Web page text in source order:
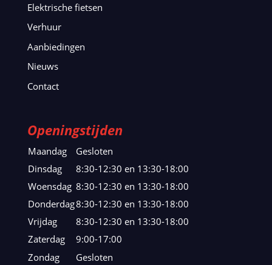
Elektrische fietsen
Verhuur
Aanbiedingen
Nieuws
Contact
Openingstijden
Maandag
Gesloten
Dinsdag
8:30-12:30 en 13:30-18:00
Woensdag 8:30-12:30 en 13:30-18:00
Donderdag8:30-12:30 en 13:30-18:00
Vrijdag
8:30-12:30 en 13:30-18:00
Zaterdag
9:00-17:00
Zondag
Gesloten